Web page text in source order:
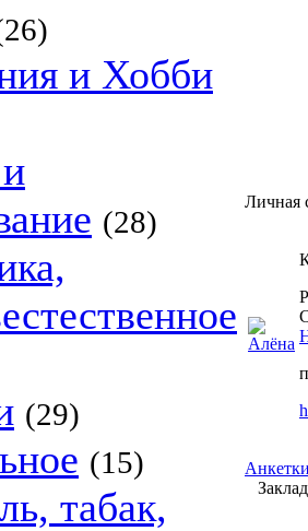
и Хобби
(28)
(29)
(15)
табак,
Личная